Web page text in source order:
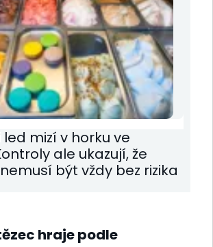
led mizí v horku ve
ale ukazují, že
být vždy bez rizika
hraje podle